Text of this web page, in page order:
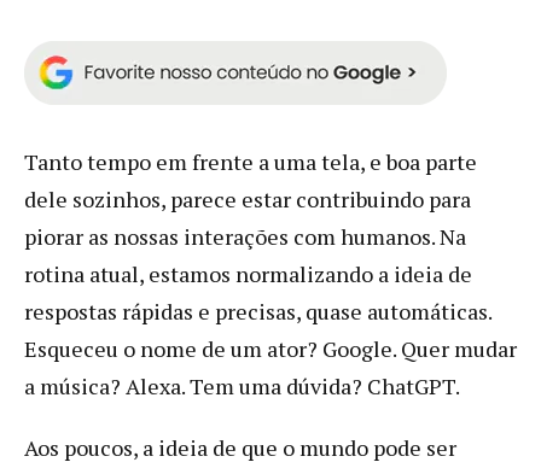
Tanto tempo em frente a uma tela, e boa parte
dele sozinhos, parece estar contribuindo para
piorar as nossas interações com humanos. Na
rotina atual, estamos normalizando a ideia de
respostas rápidas e precisas, quase automáticas.
Esqueceu o nome de um ator? Google. Quer mudar
a música? Alexa. Tem uma dúvida? ChatGPT.
Aos poucos, a ideia de que o mundo pode ser